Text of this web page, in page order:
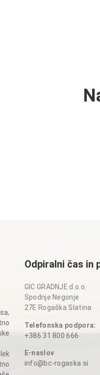
Odpiralni čas in
GIC GRADNJE d.o.o.
Spodnje Negonje
27E Rogaška Slatina
Telefonska podpora:
+386 31 800 666
E-naslov
info@bc-rogaska.si